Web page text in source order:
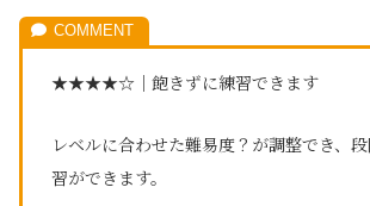
★★★★☆｜飽きずに練習できます
レベルに合わせた難易度？が調整でき、
習ができます。